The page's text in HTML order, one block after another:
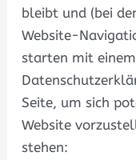
bleibt und (bei
Website-
starten mit
Seite, um sich
Website
stehen: